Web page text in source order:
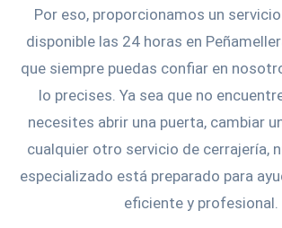
Por eso, proporcionamos un
disponible las 24 horas en
que siempre puedas confiar en
lo precises. Ya sea que no
necesites abrir una puerta, cambiar
cualquier otro servicio de cerrajería,
especializado está preparado para
eficiente y profesional.